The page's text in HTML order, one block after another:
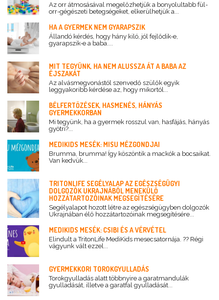
Az orr átmosásával megelőzhetjük a bonyolultabb fül-
orr-gégészeti betegségeket, elkerülhetjük a...
HA A GYERMEK NEM GYARAPSZIK
Állandó kérdés, hogy hány kiló, jól fejlődik-e,
gyarapszik-e a baba....
MIT TEGYÜNK, HA NEM ALUSSZA ÁT A BABA AZ
ÉJSZAKÁT
Az alvásmegvonástól szenvedő szülők egyik
leggyakoribb kérdése az, hogy mikortól...
BÉLFERTŐZÉSEK, HASMENÉS, HÁNYÁS
GYERMEKKORBAN
Mi tegyünk, ha a gyermek rosszul van, hasfájás, hányás
gyötri?...
MEDIKIDS MESÉK: MISU MÉZGONDJAI
Brumma, brumma! Így köszöntik a mackók a bocsaikat.
Van kedvük...
TRITONLIFE SEGÉLYALAP AZ EGÉSZSÉGÜGYI
DOLGOZÓK UKRAJNÁBÓL MENEKÜLŐ
HOZZÁTARTOZÓINAK MEGSEGÍTÉSÉRE
Segélyalapot hozott létre az egészségügyben dolgozók
Ukrajnában élő hozzátartozóinak megsegítésére...
MEDIKIDS MESÉK: CSIBI ÉS A VÉRVÉTEL
Elindult a TritonLife MediKids mesecsatornája. ?? Régi
vágyunk vált ezzel...
GYERMEKKORI TOROKGYULLADÁS
Torokgyulladás alatt többnyire a garatmandulák
gyulladását, illetve a garatfal gyulladását...